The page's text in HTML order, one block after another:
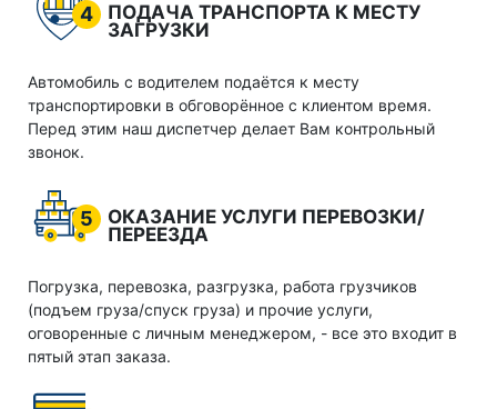
4
ПОДАЧА ТРАНСПОРТА К МЕСТУ
ЗАГРУЗКИ
Автомобиль с водителем подаётся к месту
транспортировки в обговорённое с клиентом время.
Перед этим наш диспетчер делает Вам контрольный
звонок.
5
ОКАЗАНИЕ УСЛУГИ ПЕРЕВОЗКИ/
ПЕРЕЕЗДА
Погрузка, перевозка, разгрузка, работа грузчиков
(подъем груза/спуск груза) и прочие услуги,
оговоренные с личным менеджером, - все это входит в
пятый этап заказа.